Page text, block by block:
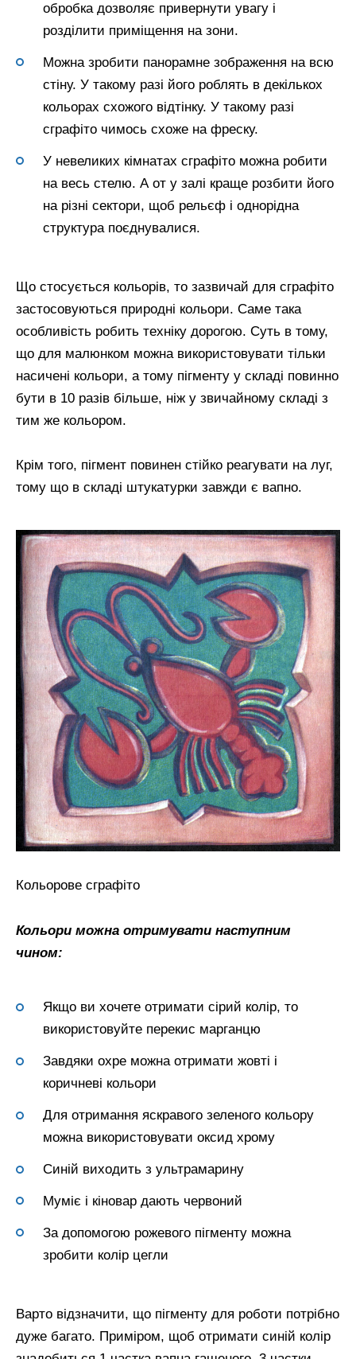
обробка дозволяє привернути увагу і
розділити приміщення на зони.
Можна зробити панорамне зображення на всю
стіну. У такому разі його роблять в декількох
кольорах схожого відтінку. У такому разі
сграфіто чимось схоже на фреску.
У невеликих кімнатах сграфіто можна робити
на весь стелю. А от у залі краще розбити його
на різні сектори, щоб рельєф і однорідна
структура поєднувалися.
Що стосується кольорів, то зазвичай для сграфіто
застосовуються природні кольори. Саме така
особливість робить техніку дорогою. Суть в тому,
що для малюнком можна використовувати тільки
насичені кольори, а тому пігменту у складі повинно
бути в 10 разів більше, ніж у звичайному складі з
тим же кольором.
Крім того, пігмент повинен стійко реагувати на луг,
тому що в складі штукатурки завжди є вапно.
Кольорове сграфіто
Кольори можна отримувати наступним
чином:
Якщо ви хочете отримати сірий колір, то
використовуйте перекис марганцю
Завдяки охре можна отримати жовті і
коричневі кольори
Для отримання яскравого зеленого кольору
можна використовувати оксид хрому
Синій виходить з ультрамарину
Муміє і кіновар дають червоний
За допомогою рожевого пігменту можна
зробити колір цегли
Варто відзначити, що пігменту для роботи потрібно
дуже багато. Приміром, щоб отримати синій колір